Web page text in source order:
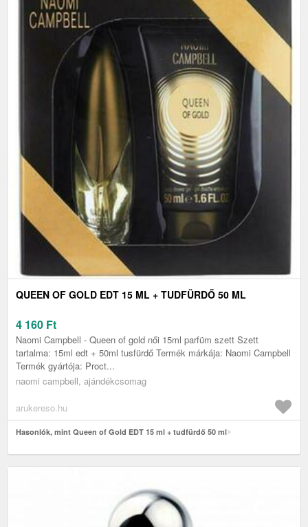
QUEEN OF GOLD EDT 15 ML + TUDFÜRDŐ 50 ML
4 160 Ft
Naomi Campbell - Queen of gold női 15ml parfüm szett Szett
tartalma: 15ml edt + 50ml tusfürdő Termék márkája: Naomi Campbell
Termék gyártója: Proct...
naomi campbell, ajándékcsomag
arukereso.hu
Hasonlók, mint Queen of Gold EDT 15 ml + tudfürdő 50 ml